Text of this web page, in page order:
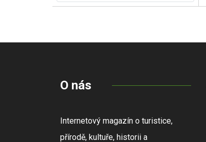
O nás
Internetový magazín o turistice,
přírodě, kultuře, historii a